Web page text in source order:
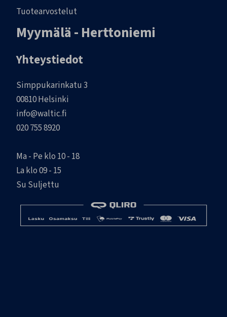
Tuotearvostelut
Myymälä - Herttoniemi
Yhteystiedot
Simppukarinkatu 3
00810 Helsinki
info@waltic.fi
020 755 8920
Ma - Pe klo 10 - 18
La klo 09 - 15
Su Suljettu